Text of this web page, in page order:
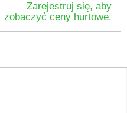
Zarejestruj się, aby
zobaczyć ceny hurtowe.